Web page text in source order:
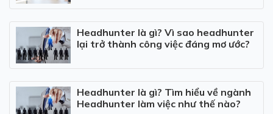
Headhunter là gì? Vì sao headhunter
lại trở thành công việc đáng mơ ước?
Headhunter là gì? Tìm hiểu về ngành
Headhunter làm việc như thế nào?